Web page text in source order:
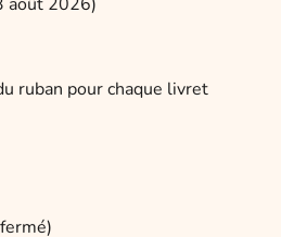
ruban pour chaque livret